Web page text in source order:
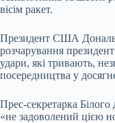
вісім ракет.
Президент США
розчарування
удари, які тривають,
посередництва у
Прес-секретарка
«не задоволений цією